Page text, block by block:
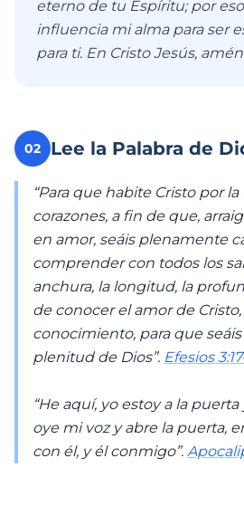
eterno de tu Espíritu; por
influencia mi alma para ser
para ti. En Cristo Jesús,
02 Lee la Palabra de
“Para que habite Cristo por
corazones, a fin de que,
en amor, seáis plenamente
comprender con todos los
anchura, la longitud, la
de conocer el amor de
conocimiento, para que
plenitud de Dios”. Efesios
“He aquí, yo estoy a la
oye mi voz y abre la puerta,
con él, y él conmigo”.